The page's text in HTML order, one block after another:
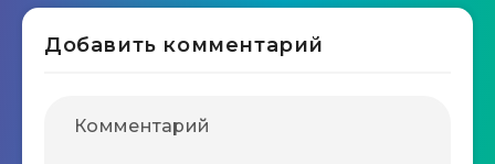
Добавить комментарий